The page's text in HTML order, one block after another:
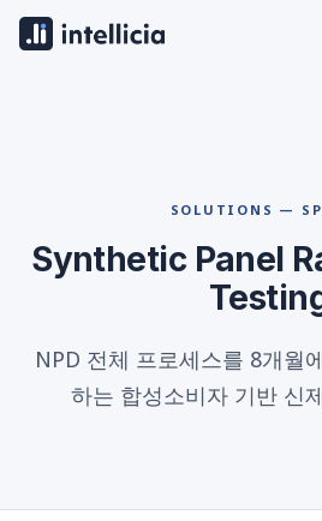
SOLUTIONS —
Synthetic Panel
NPD 전체 프로세스를 8개월
하는 합성소비자 기반 신